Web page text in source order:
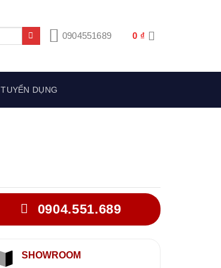
0904551689 0 ₫
TUYỂN DỤNG
0904.551.689
SHOWROOM